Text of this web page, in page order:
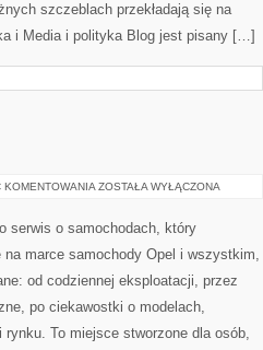
szczeblach przekładają się na
i Media i polityka Blog jest pisany […]
KOMENTOWANIA HISTORIA
ZOSTAŁA WYŁĄCZONA
serwis o samochodach, który
na marce samochody Opel i wszystkim,
od codziennej eksploatacji, przez
po ciekawostki o modelach,
rynku. To miejsce stworzone dla osób,